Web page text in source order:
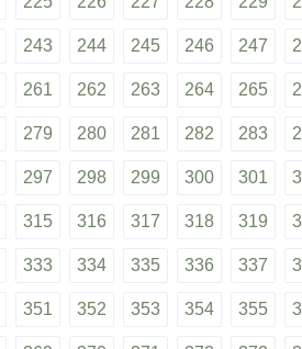
243 244 245 246 247
261 262 263 264 265
279 280 281 282 283
297 298 299 300 301
315 316 317 318 319
333 334 335 336 337
351 352 353 354 355